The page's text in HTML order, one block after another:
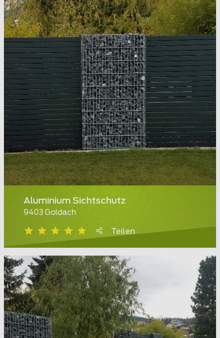
Aluminium Sichtschutz
9403 Goldach
Teilen